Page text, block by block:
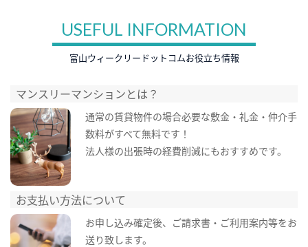
USEFUL INFORMATION
富山ウィークリードットコムお役立ち情報
マンスリーマンションとは？
通常の賃貸物件の場合必要な敷金・礼金・仲介手
数料がすべて無料です！
法人様の出張時の経費削減にもおすすめです。
お支払い方法について
お申し込み確定後、ご請求書・ご利用案内等をお
送り致します。